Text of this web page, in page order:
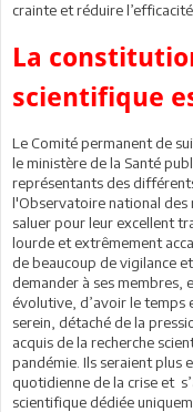
crainte et réduire
La
scientifique
Le Comité permanent de
le ministère de la Santé
représentants des
l'Observatoire national des
saluer pour leur excellent
lourde et extrêmement
de beaucoup de vigilance
demander à ses membres,
évolutive, d’avoir le temps
serein, détaché de la
acquis de la recherche
pandémie. Ils seraient plus
quotidienne de la crise et
scientifique dédiée